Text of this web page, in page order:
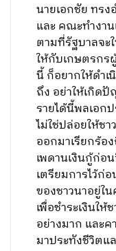
นายเอกชัย ทรง
และ คณะทำงา
ตามที่รัฐบาลจะ
ให้กับเกษตรกร
นี้ ก็อยากให้ดำเ
ถึง อย่าให้เกิด
รายได้นี้พลเอก
ไม่ใช่ปล่อยให้ช
ออกมาเรียกร้อ
เพดานเงินกู้ก่อ
เตรียมการไว้ก่
ของชาวนาอยู่ใ
เพื่อชำระเงินใ
อย่างมาก และค
มาประทังชีวิตแ